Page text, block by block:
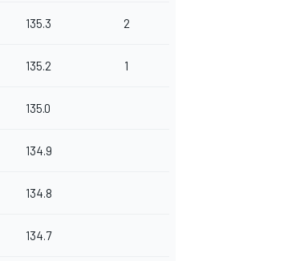
135.3 2
135.2 1
135.0
134.9
134.8
134.7